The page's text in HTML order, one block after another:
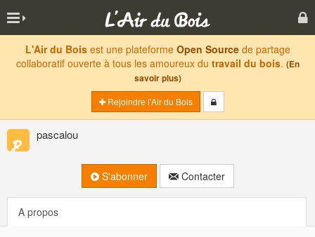
L'Air du Boisest une plateforme Open Sourcede partage
collaboratif ouverte à tous les amoureux du travail du bois. (En
savoir plus)
Rejoindre l'Air du Bois
pascalou
S'abonner Contacter
A propos